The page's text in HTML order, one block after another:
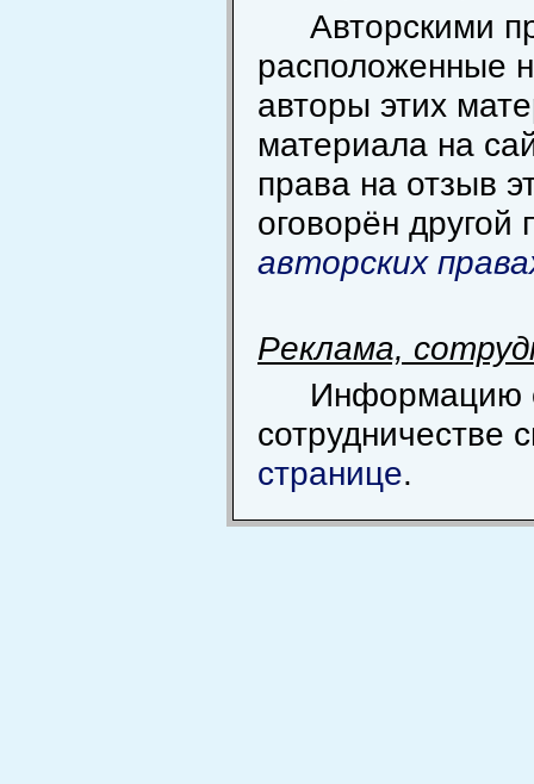
Авторскими
расположенные
авторы этих
материала на
права на отзыв
оговорён другой
авторских
Реклама,
Информацию
сотрудничестве
странице.